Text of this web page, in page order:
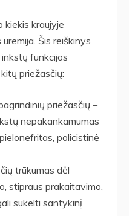
kiekis kraujyje
Šis reiškinys
funkcijos
priežasčių:
priežasčių –
nepakankamumas
policistinė
trūkumas dėl
stipraus prakaitavimo,
sukelti santykinį